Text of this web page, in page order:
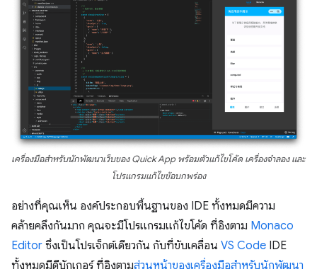
เครื่องมือสำหรับนักพัฒนาเว็บของ Quick App พร้อมตัวแก้ไขโค้ด เครื่องจำลอง และ
โปรแกรมแก้ไขข้อบกพร่อง
อย่างที่คุณเห็น องค์ประกอบพื้นฐานของ IDE ทั้งหมดมีความ
คล้ายคลึงกันมาก คุณจะมีโปรแกรมแก้ไขโค้ด ที่อิงตาม Monaco
Editor ซึ่งเป็นโปรเจ็กต์เดียวกัน กับที่ขับเคลื่อน VS Code IDE
ทั้งหมดมีดีบักเกอร์ ที่อิงตามส่วนหน้าของเครื่องมือสำหรับนักพัฒนา